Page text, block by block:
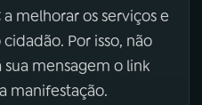
melhorar os serviços e
Por isso, não
mensagem o link
manifestação.